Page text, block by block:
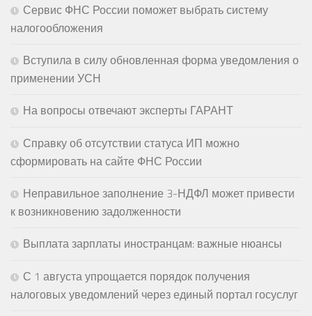
Сервис ФНС России поможет выбрать систему
налогообложения
Вступила в силу обновленная форма уведомления о
применении УСН
На вопросы отвечают эксперты ГАРАНТ
Справку об отсутствии статуса ИП можно
сформировать на сайте ФНС России
Неправильное заполнение 3-НДФЛ может привести
к возникновению задолженности
Выплата зарплаты иностранцам: важные нюансы
С 1 августа упрощается порядок получения
налоговых уведомлений через единый портал госуслуг